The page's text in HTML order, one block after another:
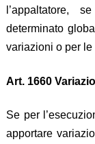
l’appaltatore,
determinato
variazioni o per
Art. 1660
Se per
apportare